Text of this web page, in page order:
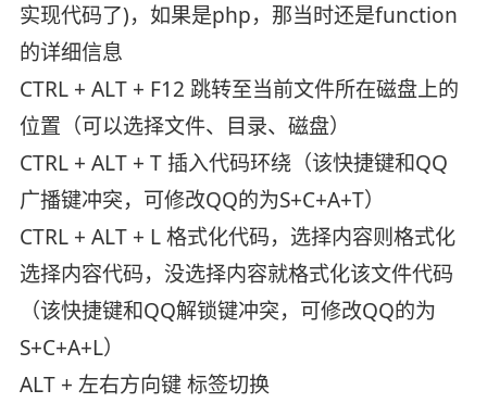
实现代码了)，如果是php，那当时还是function
的详细信息
CTRL + ALT + F12 跳转至当前文件所在磁盘上的
位置（可以选择文件、目录、磁盘）
CTRL + ALT + T 插入代码环绕（该快捷键和QQ
广播键冲突，可修改QQ的为S+C+A+T）
CTRL + ALT + L 格式化代码，选择内容则格式化
选择内容代码，没选择内容就格式化该文件代码
（该快捷键和QQ解锁键冲突，可修改QQ的为
S+C+A+L）
ALT + 左右方向键 标签切换